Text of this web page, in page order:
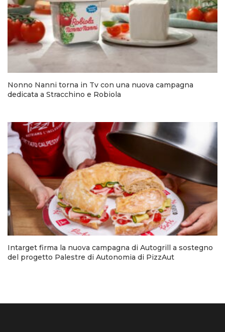
Nonno Nanni torna in Tv con una nuova campagna
dedicata a Stracchino e Robiola
Intarget firma la nuova campagna di Autogrill a sostegno
del progetto Palestre di Autonomia di PizzAut